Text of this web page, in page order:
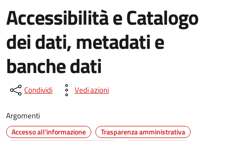
Accessibilità e Catalogo
dei dati, metadati e
banche dati
Condividi Vedi azioni
Argomenti
Accesso all'informazione
Trasparenza amministrativa